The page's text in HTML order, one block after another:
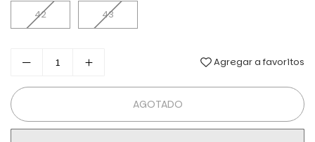
42 43
Agregar a favoritos
AGOTADO